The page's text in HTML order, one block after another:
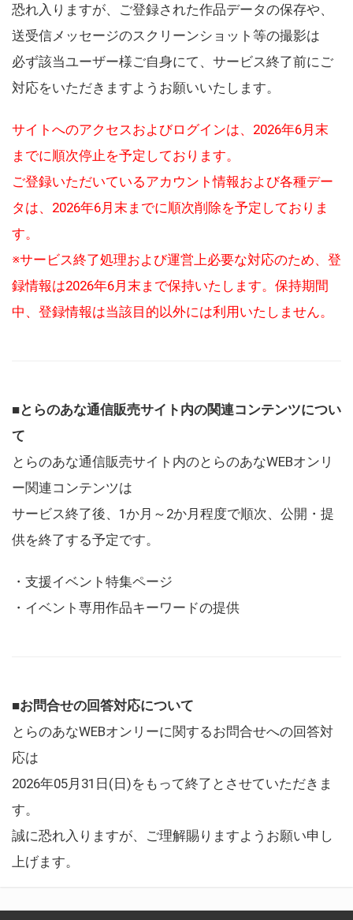
恐れ入りますが、ご登録された作品データの保存や、
送受信メッセージのスクリーンショット等の撮影は
必ず該当ユーザー様ご自身にて、サービス終了前にご
対応をいただきますようお願いいたします。
サイトへのアクセスおよびログインは、2026年6月末
までに順次停止を予定しております。
ご登録いただいているアカウント情報および各種デー
タは、2026年6月末までに順次削除を予定しておりま
す。
※サービス終了処理および運営上必要な対応のため、登
録情報は2026年6月末まで保持いたします。保持期間
中、登録情報は当該目的以外には利用いたしません。
■とらのあな通信販売サイト内の関連コンテンツについ
て
とらのあな通信販売サイト内のとらのあなWEBオンリ
ー関連コンテンツは
サービス終了後、1か月～2か月程度で順次、公開・提
供を終了する予定です。
・支援イベント特集ページ
・イベント専用作品キーワードの提供
■お問合せの回答対応について
とらのあなWEBオンリーに関するお問合せへの回答対
応は
2026年05月31日(日)をもって終了とさせていただきま
す。
誠に恐れ入りますが、ご理解賜りますようお願い申し
上げます。